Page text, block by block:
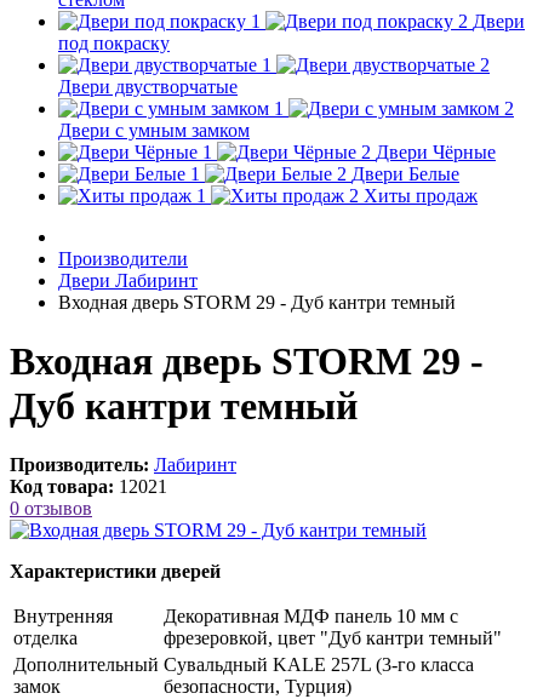
Двери
под покраску
Двери двустворчатые
Двери с умным замком
Двери Чёрные
Двери Белые
Хиты продаж
Производители
Двери Лабиринт
Входная дверь STORM 29 - Дуб кантри темный
Входная дверь STORM 29 -
Дуб кантри темный
Производитель: Лабиринт
Код товара: 12021
0 отзывов
Характеристики дверей
Внутренняя
отделка
Декоративная МДФ панель 10 мм с
фрезеровкой, цвет "Дуб кантри темный"
Дополнительный
замок
Сувальдный KALE 257L (3-го класса
безопасности, Турция)